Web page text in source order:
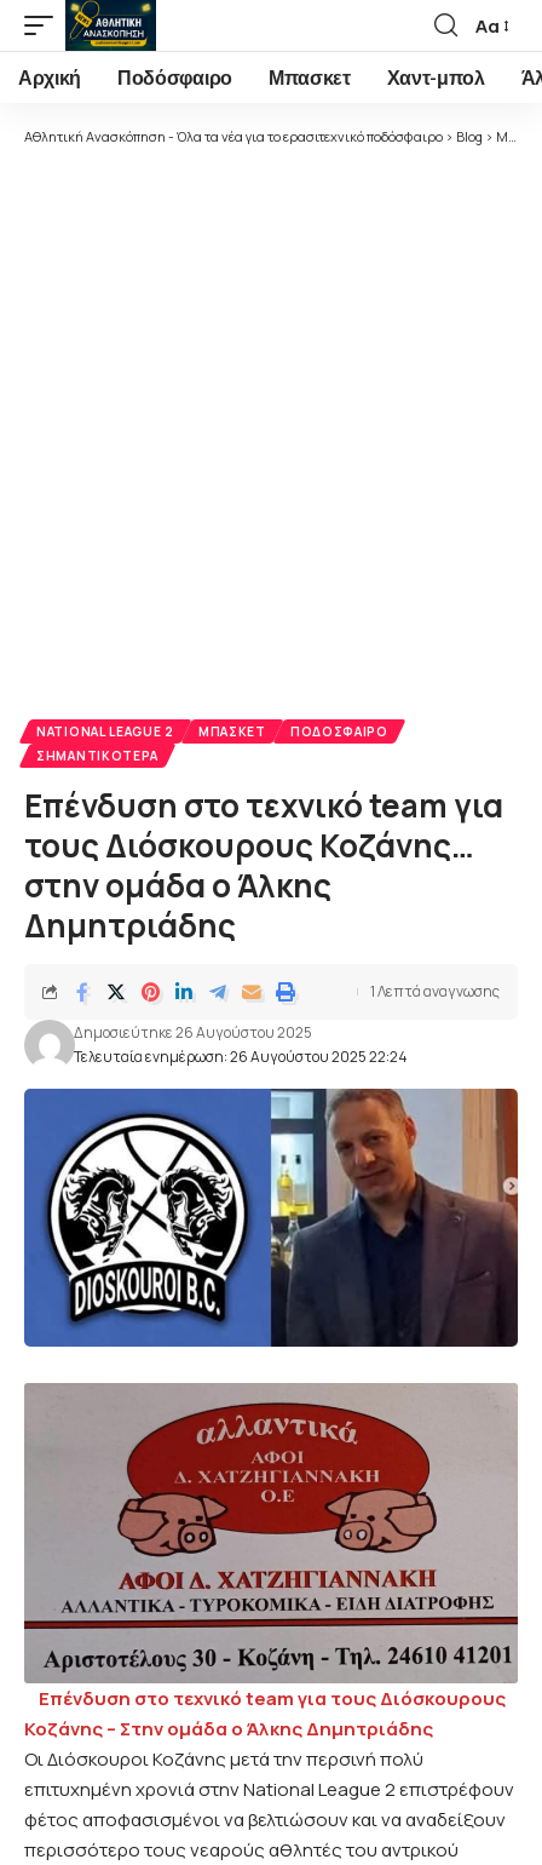
Font
Resizer
Αα
Αρχική Ποδόσφαιρο Μπασκετ Χαντ-μπολ
Αθλητική Ανασκόπηση - Όλα τα νέα για το ερασιτεχνικό ποδόσφαιρο > Blog > Μπάσκετ
NATIONAL LEAGUE 2 ΜΠΆΣΚΕΤ
ΠΟΔΌΣΦΑΙΡΟ
ΣΗΜΑΝΤΙΚΌΤΕΡΑ
Επένδυση στο τεχνικό team για
τους Διόσκουρους Κοζάνης…
στην ομάδα ο Άλκης
Δημητριάδης
Τελευταία ενημέρωση: 26 Αυγούστου 2025 22:24
Δημοσιεύτηκε 26 Αυγούστου 2025
1 Λεπτά αναγνωσης
Επένδυση στο τεχνικό team για τους Διόσκουρους
Κοζάνης – Στην ομάδα ο Άλκης Δημητριάδης
Οι Διόσκουροι Κοζάνης μετά την περσινή πολύ
επιτυχημένη χρονιά στην National League 2 επιστρέφουν
φέτος αποφασισμένοι να βελτιώσουν και να αναδείξουν
περισσότερο τους νεαρούς αθλητές του αντρικού